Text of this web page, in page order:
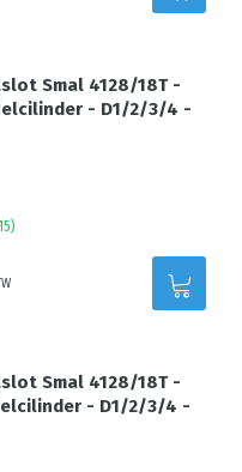
Smal 4128/18T -
- D1/2/3/4 -
)
Smal 4128/18T -
- D1/2/3/4 -